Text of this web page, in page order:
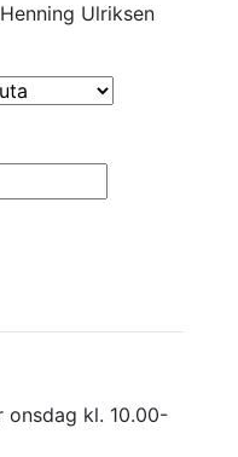
Ulriksen
onsdag kl. 10.00-